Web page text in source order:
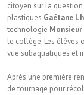
citoyen sur la question
plastiques Gaétane
technologie
le collège. Les élèves
vue subaquatiques et
Après une première
de tournage pour